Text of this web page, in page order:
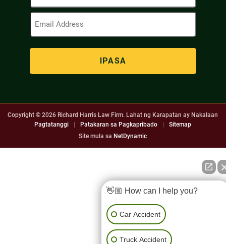
(Kinakailangan)
Email
(Kinakailangan)
Copyright © 2026 Richard Harris Law Firm. Lahat ng Karapatan ay Nakalaan
Pagtatanggi
Patakaran sa Pagkapribado
Sitemap
Site mula sa NetDynamic
👋🏼 How can I help you?
Car Accident
Truck Accident